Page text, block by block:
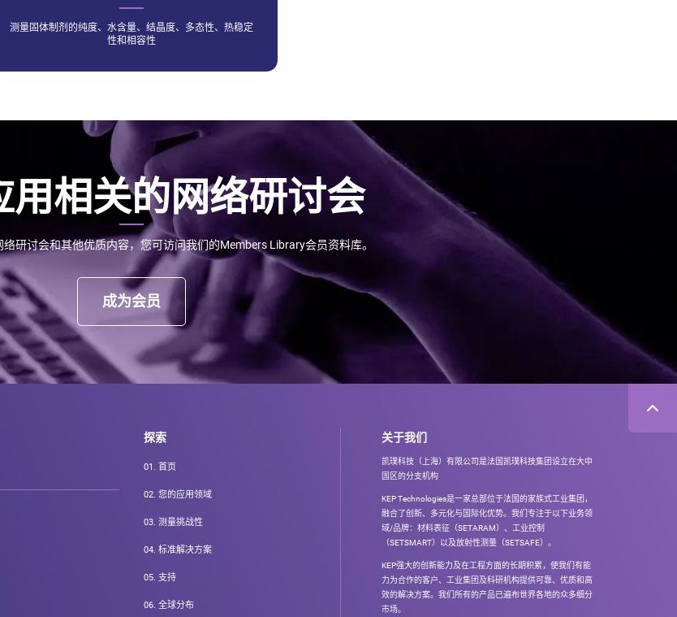
测量固体制剂的纯度、水含量、结晶度、多态性、热稳定
性和相容性
用相关的网络研讨会
研讨会和其他优质内容，您可访问我们的Members Library会员资料库。
成为会员
探索
01. 首页
02. 您的应用领域
03. 测量挑战性
04. 标准解决方案
05. 支持
06. 全球分布
关于我们
凯璞科技（上海）有限公司是法国凯璞科技集团设立在大中
国区的分支机构
KEP Technologies是一家总部位于法国的家族式工业集团，
融合了创新、多元化与国际化优势。我们专注于以下业务领
域/品牌：材料表征（SETARAM）、工业控制
（SETSMART）以及放射性测量（SETSAFE）。
KEP强大的创新能力及在工程方面的长期积累，使我们有能
力为合作的客户、工业集团及科研机构提供可靠、优质和高
效的解决方案。我们所有的产品已遍布世界各地的众多细分
市场。